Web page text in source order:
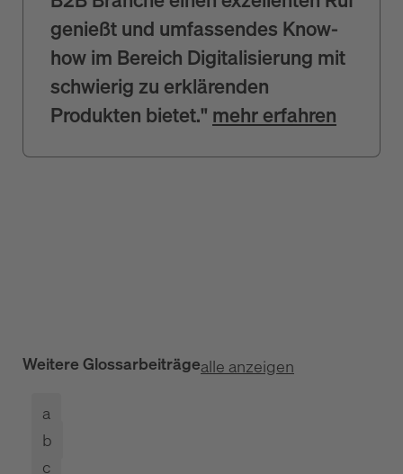
genießt und umfassendes Know-
how im Bereich Digitalisierung mit
schwierig zu erklärenden
Produkten bietet." mehr erfahren
Weitere Glossarbeiträgealle anzeigen
a
b
c